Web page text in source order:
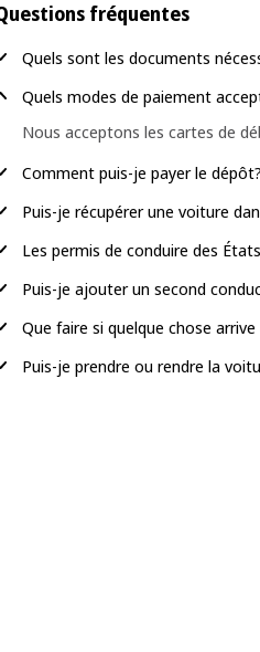
fréquentes
Quels sont les documents
Quels modes de paiement
Nous acceptons les cartes de
Comment puis-je payer le dépôt?
Puis-je récupérer une voiture
Les permis de conduire des
Puis-je ajouter un second
Que faire si quelque chose
Puis-je prendre ou rendre la